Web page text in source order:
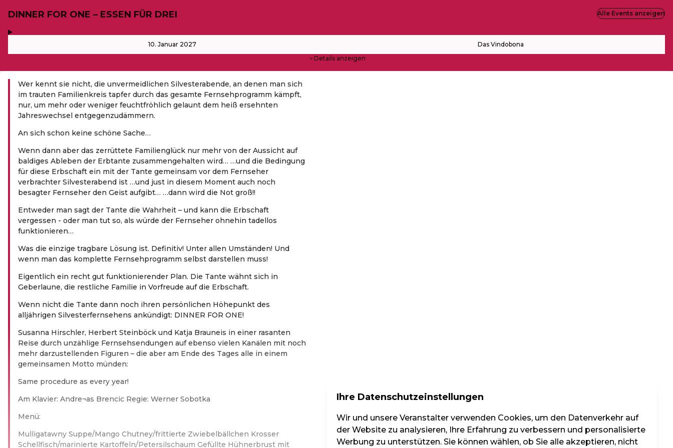
DINNER FOR ONE – ESSEN FÜR DREI
10. Januar 2027 Das Vindobona
Details anzeigen
Alle Events anzeigen
Wer kennt sie nicht, die unvermeidlichen Silvesterabende, an denen man sich
im trauten Familienkreis tapfer durch das gesamte Fernsehprogramm kämpft,
nur, um mehr oder weniger feuchtfröhlich gelaunt dem heiß ersehnten
Jahreswechsel entgegenzudämmern.
An sich schon keine schöne Sache…
Wenn dann aber das zerrüttete Familienglück nur mehr von der Aussicht auf
baldiges Ableben der Erbtante zusammengehalten wird… …und die Bedingung
für diese Erbschaft ein mit der Tante gemeinsam vor dem Fernseher
verbrachter Silvesterabend ist …und just in diesem Moment auch noch
besagter Fernseher den Geist aufgibt… …dann wird die Not groß!!
Entweder man sagt der Tante die Wahrheit – und kann die Erbschaft
vergessen - oder man tut so, als würde der Fernseher ohnehin tadellos
funktionieren…
Was die einzige tragbare Lösung ist. Definitiv! Unter allen Umständen! Und
wenn man das komplette Fernsehprogramm selbst darstellen muss!
Eigentlich ein recht gut funktionierender Plan. Die Tante wähnt sich in
Geberlaune, die restliche Familie in Vorfreude auf die Erbschaft.
Wenn nicht die Tante dann noch ihren persönlichen Höhepunkt des
alljährigen Silvesterfernsehens ankündigt: DINNER FOR ONE!
Susanna Hirschler, Herbert Steinböck und Katja Brauneis in einer rasanten
Reise durch unzählige Fernsehsendungen auf ebenso vielen Kanälen mit noch
mehr darzustellenden Figuren – die aber am Ende des Tages alle in einem
gemeinsamen Motto münden:
Same procedure as every year!
Am Klavier: Andre¬as Brencic Regie: Werner Sobotka
Menü:
Mulligatawny Suppe/Mango Chutney/frittierte Zwiebelbällchen Krosser
Schellfisch/marinierte Kartoffeln/Petersilschaum Gefüllte Hühnerbrust mit
Ihre Datenschutzeinstellungen
Wir und unsere Veranstalter verwenden Cookies, um den Datenverkehr auf
der Website zu analysieren, Ihre Erfahrung zu verbessern und personalisierte
Werbung zu unterstützen. Sie können wählen, ob Sie alle akzeptieren, nicht